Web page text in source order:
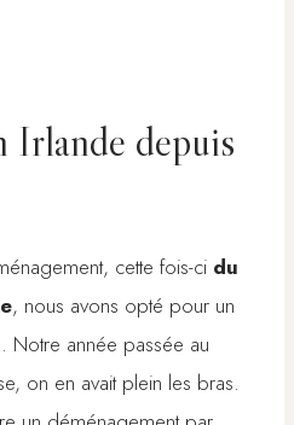
Irlande depuis
cette fois-ci du
, nous avons opté pour un
Notre année passée au
on en avait plein les bras.